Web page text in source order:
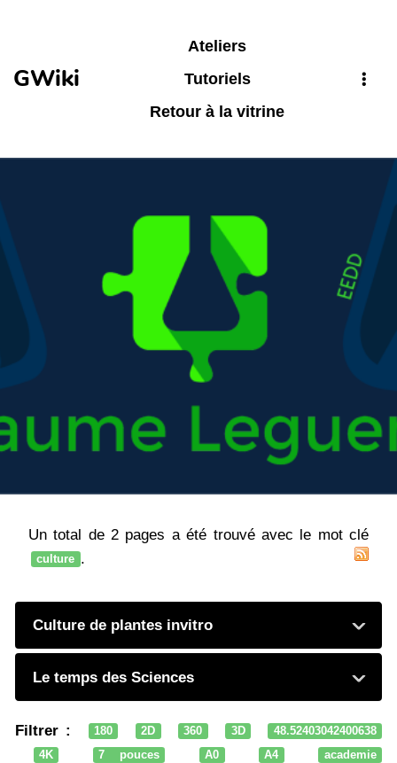
GWiki
Ateliers
Tutoriels
Retour à la vitrine
Un total de 2 pages a été trouvé avec le mot clé
culture .
Culture de plantes invitro
Le temps des Sciences
Filtrer : 180 2D 360 3D
48.52403042400638
4K
7 pouces A0 A4
academie